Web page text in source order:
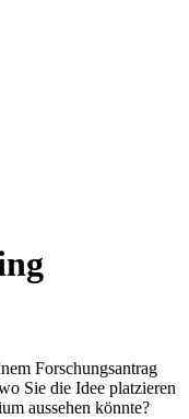
Forschungsantrag
Sie die Idee platzieren
aussehen könnte?